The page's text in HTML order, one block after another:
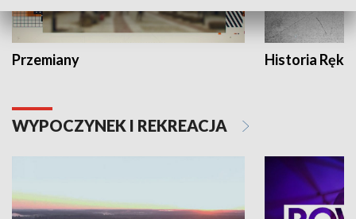
Przemiany Historia Ręką
WYPOCZYNEK I REKREACJA